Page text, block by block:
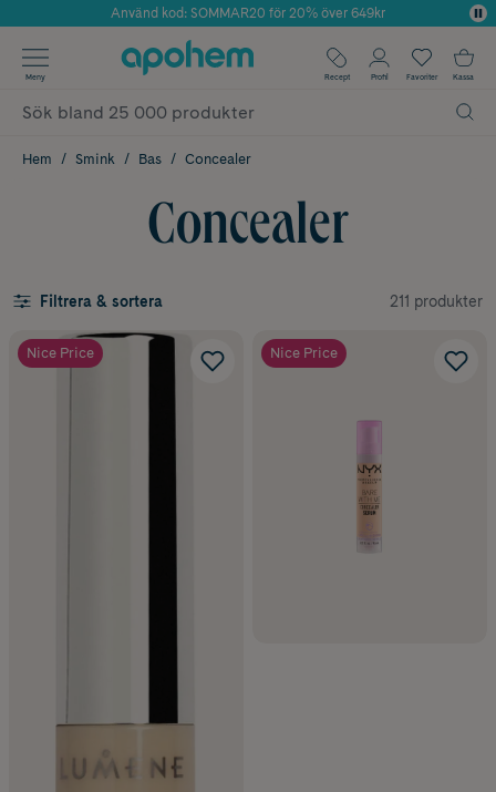
Årets Butik 2025 inom Skönhet
Använd kod: SOMMAR20 för 20% över 649kr
✓ Fri frakt
✓ Poäng på alla köp*
Meny Recept Profil Favoriter Kassa
Hem Smink Bas Concealer
Concealer
Filtrera & sortera 211 produkter
Nice Price Nice Price